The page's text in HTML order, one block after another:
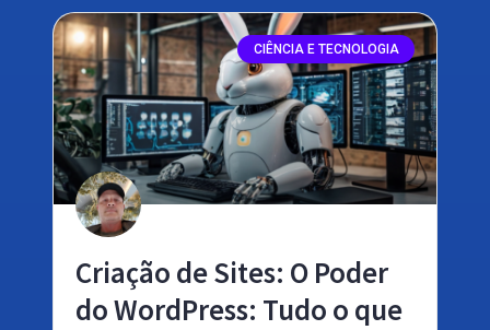
CIÊNCIA E TECNOLOGIA
Criação de Sites: O Poder
do WordPress: Tudo o que